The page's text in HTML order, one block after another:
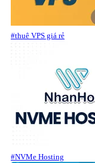
#thuê VPS giá rẻ
#NVMe Hosting